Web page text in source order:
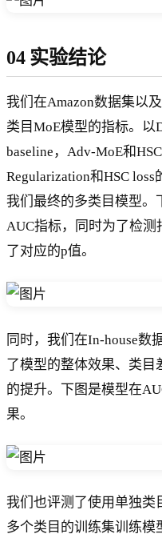
04 实验结论
我们在Amazon数据集以
类目MoE模型的指标。以
baseline，Adv-MoE和
Regularization和HSC
我们最终的多类目模型。
AUC指标，同时为了检
了对应的p值。
同时，我们在In-house数
了模型的整体效果、类目
的提升。下图是模型在
果。
我们也评测了使用单独类
多个类目的训练集训练